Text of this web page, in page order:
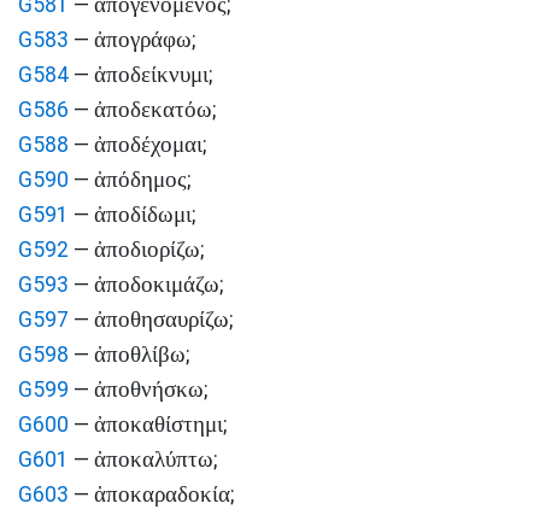
G581 —
;
G583 — ἀπογράφω;
G584 — ἀποδείκνυμι;
G586 — ἀποδεκατόω;
G588 — ἀποδέχομαι;
G590 — ἀπόδημος;
G591 — ἀποδίδωμι;
G592 — ἀποδιορίζω;
G593 — ἀποδοκιμάζω;
G597 — ἀποθησαυρίζω;
G598 — ἀποθλίβω;
G599 — ἀποθνήσκω;
G600 — ἀποκαθίστημι;
G601 — ἀποκαλύπτω;
G603 — ἀποκαραδοκία;